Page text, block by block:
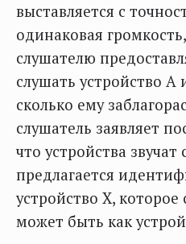
выставляется с
одинаковая
слушателю
слушать устройство А
сколько ему
слушатель заявляет
что устройства
предлагается
устройство Х,
может быть как